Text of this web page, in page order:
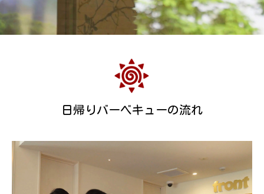
日帰りバーベキューの流れ